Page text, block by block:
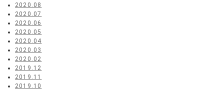
2020.08
2020.07
2020.06
2020.05
2020.04
2020.03
2020.02
2019.12
2019.11
2019.10